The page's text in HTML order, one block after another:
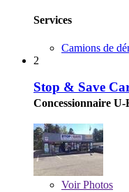
Services
Camions de
2
Stop & Save
Concessionnaire
VoirPhotos